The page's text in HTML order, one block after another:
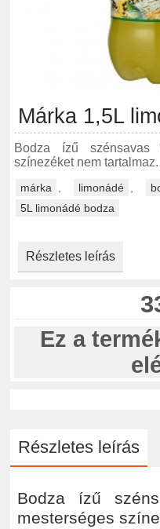
Márka 1,5L
Bodza ízű szénsavas
színezéket nem tartalmaz.
márka limonádé
5L limonádé bodza
Részletes leírás
Ez a
Részletes leírás
Bodza ízű
mesterséges